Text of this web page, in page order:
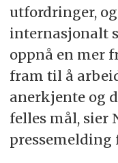
utfordringer,
internasjonalt
oppnå en mer
fram til å
anerkjente og
felles mål, sier
pressemelding